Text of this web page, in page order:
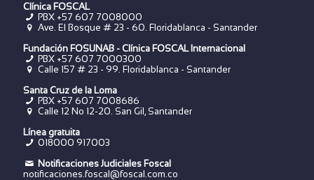
Clínica FOSCAL
PBX +57 607 7008000
Ave. El Bosque # 23 - 60. Floridablanca - Santander
Fundación FOSUNAB - Clínica FOSCAL Internacional
PBX +57 607 7000300
Calle 157 # 23 - 99. Floridablanca - Santander
Santa Cruz de la Loma
PBX +57 607 7008686
Calle 12 No 12-20. San Gil, Santander
Línea gratuita
018000 917003
Notificaciones Judiciales Foscal
notificaciones.foscal@foscal.com.co